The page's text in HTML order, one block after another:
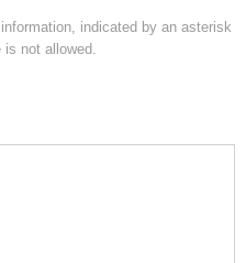
indicated by an asterisk
is not allowed.